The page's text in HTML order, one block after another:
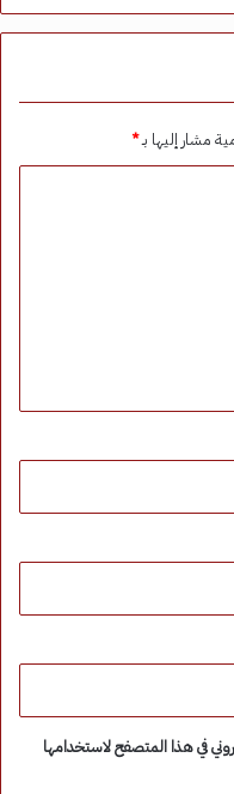
مشار إليها بـ*
في هذا المتصفح لاستخدامها